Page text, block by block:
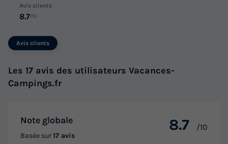
Avis clients
8.7/10
Avis clients
Les 17 avis des utilisateurs Vacances-
Campings.fr
Note globale
Basée sur17 avis
8.7 /10